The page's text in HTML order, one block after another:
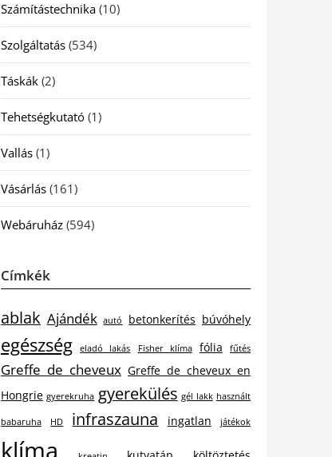
Számítástechnika(10)
Szolgáltatás(534)
Táskák(2)
Tehetségkutató(1)
Vallás(1)
Vásárlás(161)
Webáruház(594)
Címkék
ablak Ajándék autó betonkerítés búvóhely
egészség eladó lakás Fisher klíma fólia fűtés
Greffe de cheveux Greffe de cheveux en
Hongrie gyerekruha gyerekülés gél lakk használt
babaruha HD infraszauna ingatlan játékok
klíma